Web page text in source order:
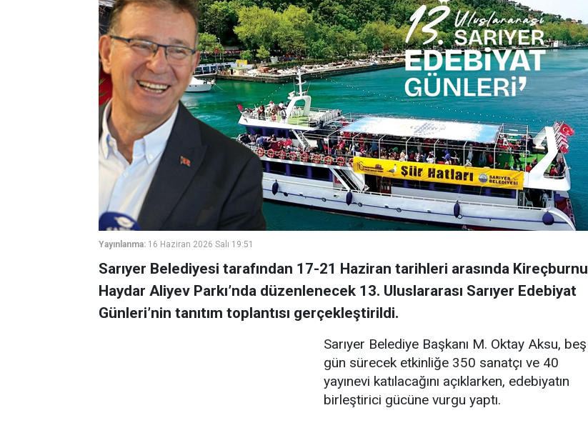
Yayınlanma: 16 Haziran 2026 Salı 19:51
Sarıyer Belediyesi tarafından 17-21 Haziran tarihleri arasında Kireçburnu
Haydar Aliyev Parkı’nda düzenlenecek 13. Uluslararası Sarıyer Edebiyat
Günleri’nin tanıtım toplantısı gerçekleştirildi.
Sarıyer Belediye Başkanı M. Oktay Aksu, beş
gün sürecek etkinliğe 350 sanatçı ve 40
yayınevi katılacağını açıklarken, edebiyatın
birleştirici gücüne vurgu yaptı.